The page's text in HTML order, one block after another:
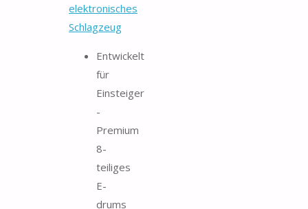
elektronisches
Schlagzeug
Entwickelt
für
Einsteiger
-
Premium
8-
teiliges
E-
drums